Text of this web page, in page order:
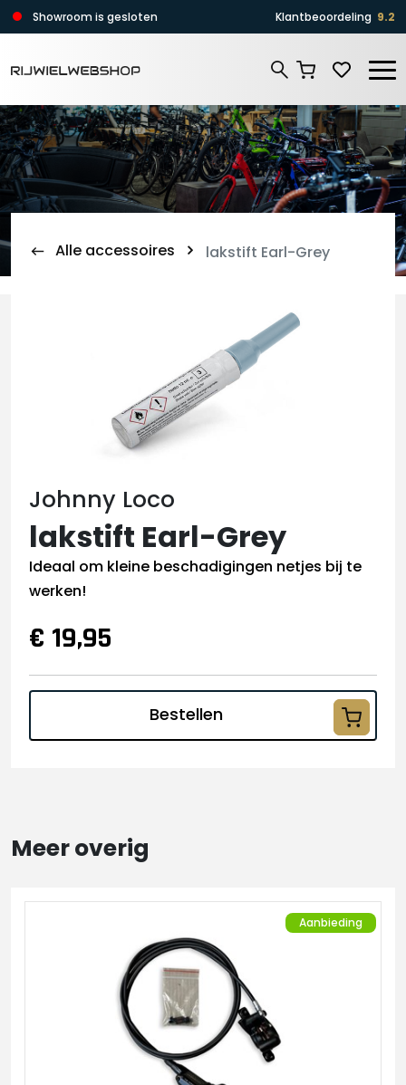
Zoeken
Showroom is gesloten Klantbeoordeling 9.2
Alle accessoires lakstift Earl-Grey
Johnny Loco
lakstift Earl-Grey
Ideaal om kleine beschadigingen netjes bij te
werken!
€ 19,95
Bestellen
Meer overig
Aanbieding